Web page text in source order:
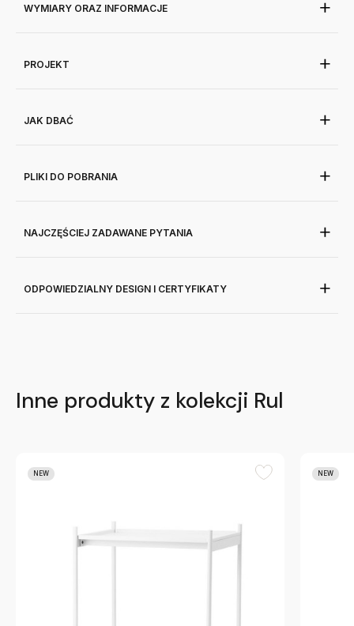
WYMIARY ORAZ INFORMACJE
PROJEKT
JAK DBAĆ
PLIKI DO POBRANIA
NAJCZĘŚCIEJ ZADAWANE PYTANIA
ODPOWIEDZIALNY DESIGN I CERTYFIKATY
Inne produkty z kolekcji Rul
NEW NEW